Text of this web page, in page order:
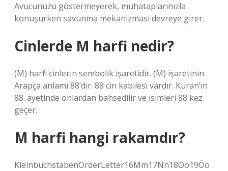
Avucunuzu göstermeyerek, muhataplarınızla
konuşurken savunma mekanizması devreye girer.
Cinlerde M harfi nedir?
(M) harfi cinlerin sembolik işaretidir. (M) işaretinin
Arapça anlamı 88’dir. 88 cin kabilesi vardır. Kuran’ın
88. ayetinde onlardan bahsedilir ve isimleri 88 kez
geçer.
M harfi hangi rakamdır?
KleinbuchstabenOrderLetter16Mm17Nn18Oo19Öö